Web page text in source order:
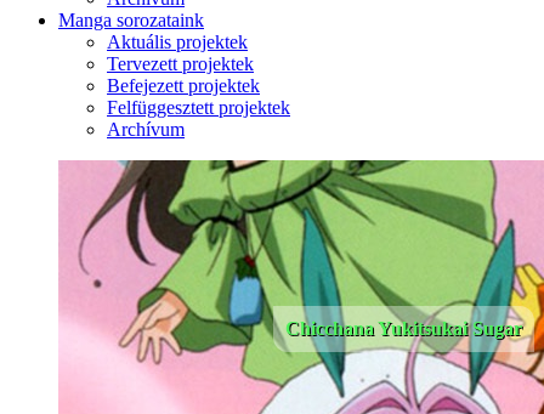
Manga sorozataink
Aktuális projektek
Tervezett projektek
Befejezett projektek
Felfüggesztett projektek
Archívum
Chicchana Yukitsukai Sugar